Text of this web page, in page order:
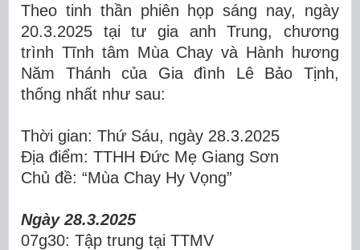
Theo tinh thần phiên họp sáng nay, ngày
20.3.2025 tại tư gia anh Trung, chương
trình Tĩnh tâm Mùa Chay và Hành hương
Năm Thánh của Gia đình Lê Bảo Tịnh,
thống nhất như sau:
Thời gian: Thứ Sáu, ngày 28.3.2025
Địa điểm: TTHH Đức Mẹ Giang Sơn
Chủ đề: “Mùa Chay Hy Vọng”
Ngày 28.3.2025
07g30: Tập trung tại TTMV